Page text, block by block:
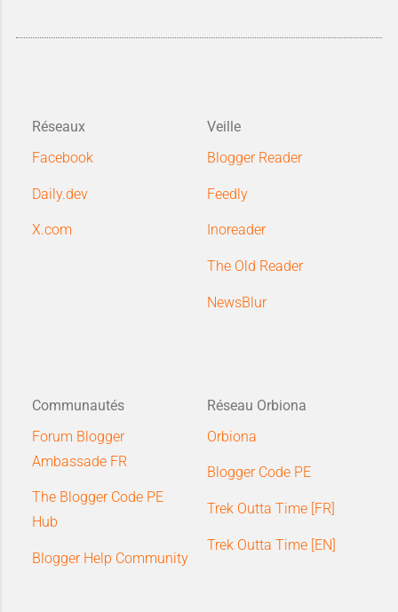
Réseaux
Facebook
Daily.dev
X.com
Veille
Blogger Reader
Feedly
Inoreader
The Old Reader
NewsBlur
Communautés
Forum Blogger
Ambassade FR
The Blogger Code PE
Hub
Blogger Help Community
Réseau Orbiona
Orbiona
Blogger Code PE
Trek Outta Time [FR]
Trek Outta Time [EN]